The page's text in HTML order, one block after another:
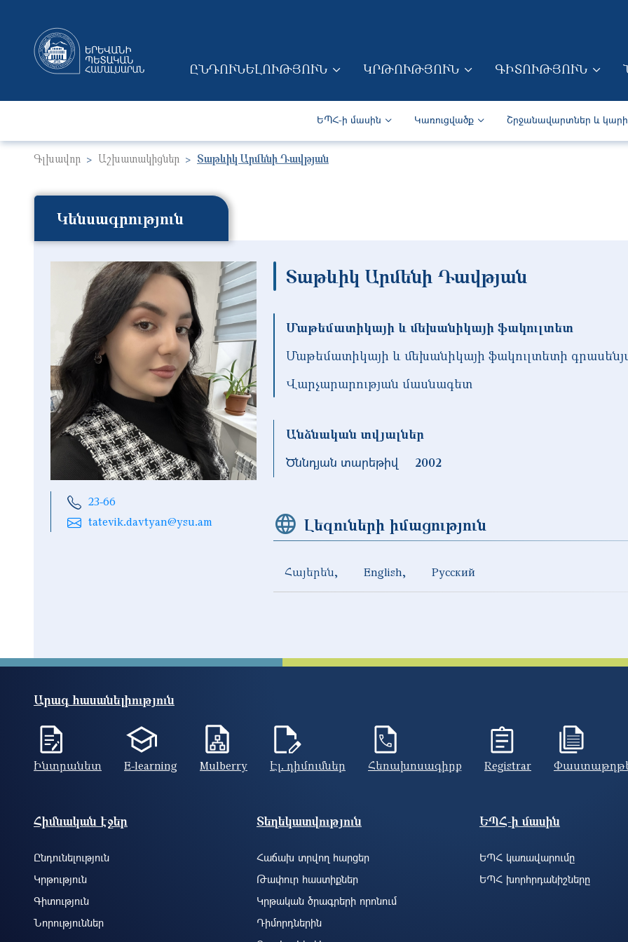
MAIN NAVIGATION (ARM)
ԸՆԴՈՒՆԵԼՈՒԹՅՈՒՆ ԿՐԹՈՒԹՅՈՒՆ ԳԻՏՈՒԹՅՈՒՆ
Secondary navigation (Arm)
ԵՊՀ-ի մասին Կառուցվածք Շրջանավարտներ և
Գլխավոր Աշխատակիցներ Տաթևիկ Արմենի Դավթյան
Կենսագրություն
23-66
tatevik.davtyan@ysu.am
Տաթևիկ Արմենի Դավթյան
Մաթեմատիկայի և մեխանիկայի ֆակուլտետ
Մաթեմատիկայի և մեխանիկայի ֆակուլտետի
Վարչարարության մասնագետ
Անձնական տվյալներ
Ծննդյան տարեթիվ
2002
Լեզուների իմացություն
Հայերեն English Русский
Արագ հասանելիություն
Ինտրանետ E-learning Mulberry Էլ. դիմումներ Հեռախոսագիրք Registrar
Footer site information
Հիմնական էջեր
Ընդունելություն
Կրթություն
Գիտություն
Նորություններ
Տեղեկատվություն
Հաճախ տրվող հարցեր
Թափուր հաստիքներ
Կրթական ծրագրերի որոնում
Դիմորդներին
ԵՊՀ-ի մասին
ԵՊՀ կառավարումը
ԵՊՀ խորհրդանիշները